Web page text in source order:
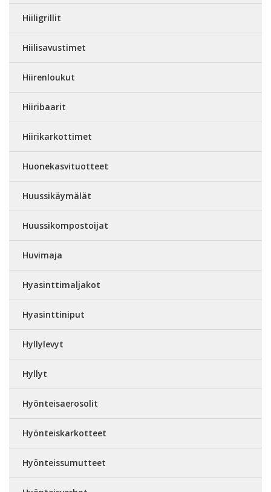
Hiiligrillit
Hiilisavustimet
Hiirenloukut
Hiiribaarit
Hiirikarkottimet
Huonekasvituotteet
Huussikäymälät
Huussikompostoijat
Huvimaja
Hyasinttimaljakot
Hyasinttiniput
Hyllylevyt
Hyllyt
Hyönteisaerosolit
Hyönteiskarkotteet
Hyönteissumutteet